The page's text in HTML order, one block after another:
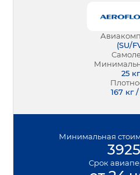
(SU/
25 кг
167 кг
Минимальная
3925
Срок